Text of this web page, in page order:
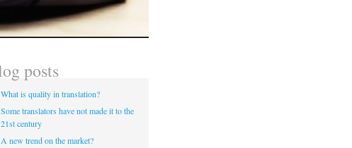
posts
What is quality in translation?
Some translators have not made it to the
21st century
A new trend on the market?